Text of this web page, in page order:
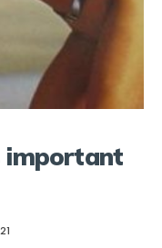
important